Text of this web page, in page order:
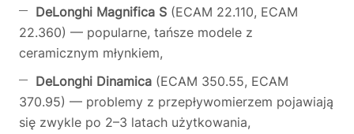
DeLonghi Magnifica S (ECAM 22.110, ECAM
22.360) — popularne, tańsze modele z
ceramicznym młynkiem,
DeLonghi Dinamica (ECAM 350.55, ECAM
370.95) — problemy z przepływomierzem pojawiają
się zwykle po 2–3 latach użytkowania,